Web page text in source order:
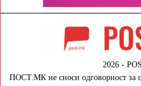
2026 -
ПОСТ.МК не сноси одговорност за